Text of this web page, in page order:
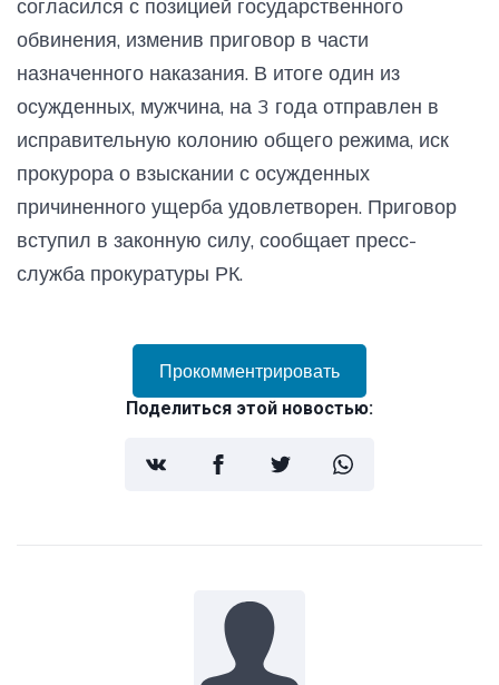
согласился с позицией государственного
обвинения, изменив приговор в части
назначенного наказания. В итоге один из
осужденных, мужчина, на 3 года отправлен в
исправительную колонию общего режима, иск
прокурора о взыскании с осужденных
причиненного ущерба удовлетворен. Приговор
вступил в законную силу, сообщает пресс-
служба прокуратуры РК.
Прокомментрировать
Поделиться этой новостью: